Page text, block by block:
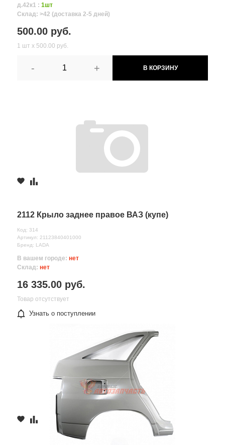
д.42к1 : 1шт
Склад: >42 (доставка 2-5 дней)
500.00 руб.
1 шт х 500.00 руб.
- + В КОРЗИНУ
2112 Крыло заднее правое ВАЗ (купе)
Код: 314
Артикул: 21123840401000
Бренд: LADA
В вашем городе: нет
Склад: нет
16 335.00 руб.
Товар отсутствует
Узнать о поступлении